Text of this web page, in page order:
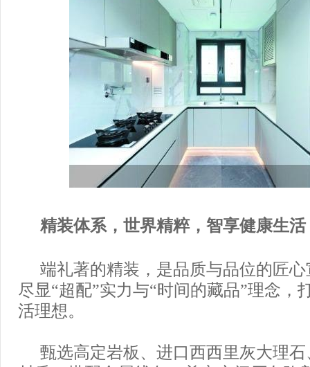
精装体系，世界精粹，智享健康生活
端礼著的精装，是品质与品位的匠
尽显“超配”实力与“时间的藏品”理念，
活理想。
甄选高定岩板、进口西西里灰大理